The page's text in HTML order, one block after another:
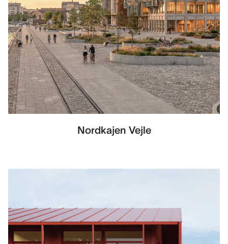
Nordkajen Vejle